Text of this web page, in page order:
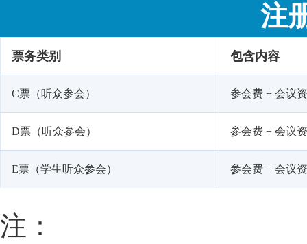
注
票务类别 包含内容
C票（听众参会） 参会费 + 会议
D票（听众参会） 参会费 + 会议
E票（学生听众参会） 参会费 + 会议
注：